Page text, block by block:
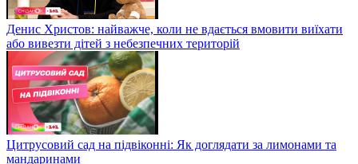
Денис Христов: найважче, коли не вдається вмовити виїхати
або вивезти дітей з небезпечних територій
Цитрусовий сад на підвіконні: Як доглядати за лимонами та
мандаринами